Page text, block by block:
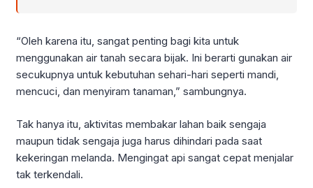
“Oleh karena itu, sangat penting bagi kita untuk
menggunakan air tanah secara bijak. Ini berarti gunakan air
secukupnya untuk kebutuhan sehari-hari seperti mandi,
mencuci, dan menyiram tanaman,” sambungnya.
Tak hanya itu, aktivitas membakar lahan baik sengaja
maupun tidak sengaja juga harus dihindari pada saat
kekeringan melanda. Mengingat api sangat cepat menjalar
tak terkendali.